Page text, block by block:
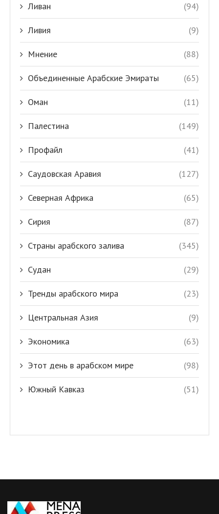
Ливан (94)
Ливия (9)
Мнение (88)
Объединенные Арабские Эмираты (65)
Оман (11)
Палестина (149)
Профайл (41)
Саудовская Аравия (127)
Северная Африка (65)
Сирия (87)
Страны арабского залива (345)
Судан (29)
Тренды арабского мира (23)
Центральная Азия (9)
Экономика (63)
Этот день в арабском мире (98)
Южный Кавказ (51)